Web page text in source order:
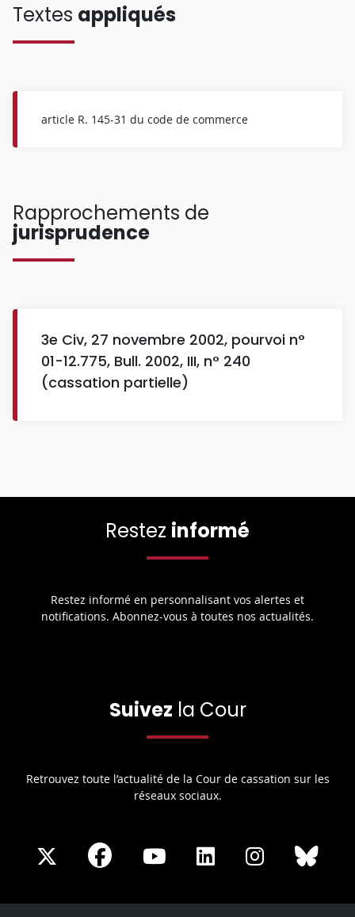
Textes appliqués
article R. 145-31 du code de commerce
Rapprochements de
jurisprudence
3e Civ, 27 novembre 2002, pourvoi n°
01-12.775, Bull. 2002, III, n° 240
(cassation partielle)
Restez informé
Restez informé en personnalisant vos alertes et
notifications. Abonnez-vous à toutes nos actualités.
Suivez la Cour
Retrouvez toute l’actualité de la Cour de cassation sur les
réseaux sociaux.
Share
X
Share
Facebook
Share
Youtube
Share
LinkedIn
Share
Instagram